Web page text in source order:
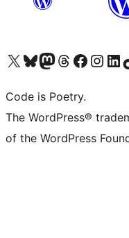
Navštivte náš účet na X (dříve Twitter)
Navštivte náš Bluesky účetNavštivte náš účet Mastodon
Navštivte náš Threads účetNavštivte naši stránku
Navštivte náš Instagram účet
Navštivte náš
Code is Poetry.
The WordPress®
of the WordPress